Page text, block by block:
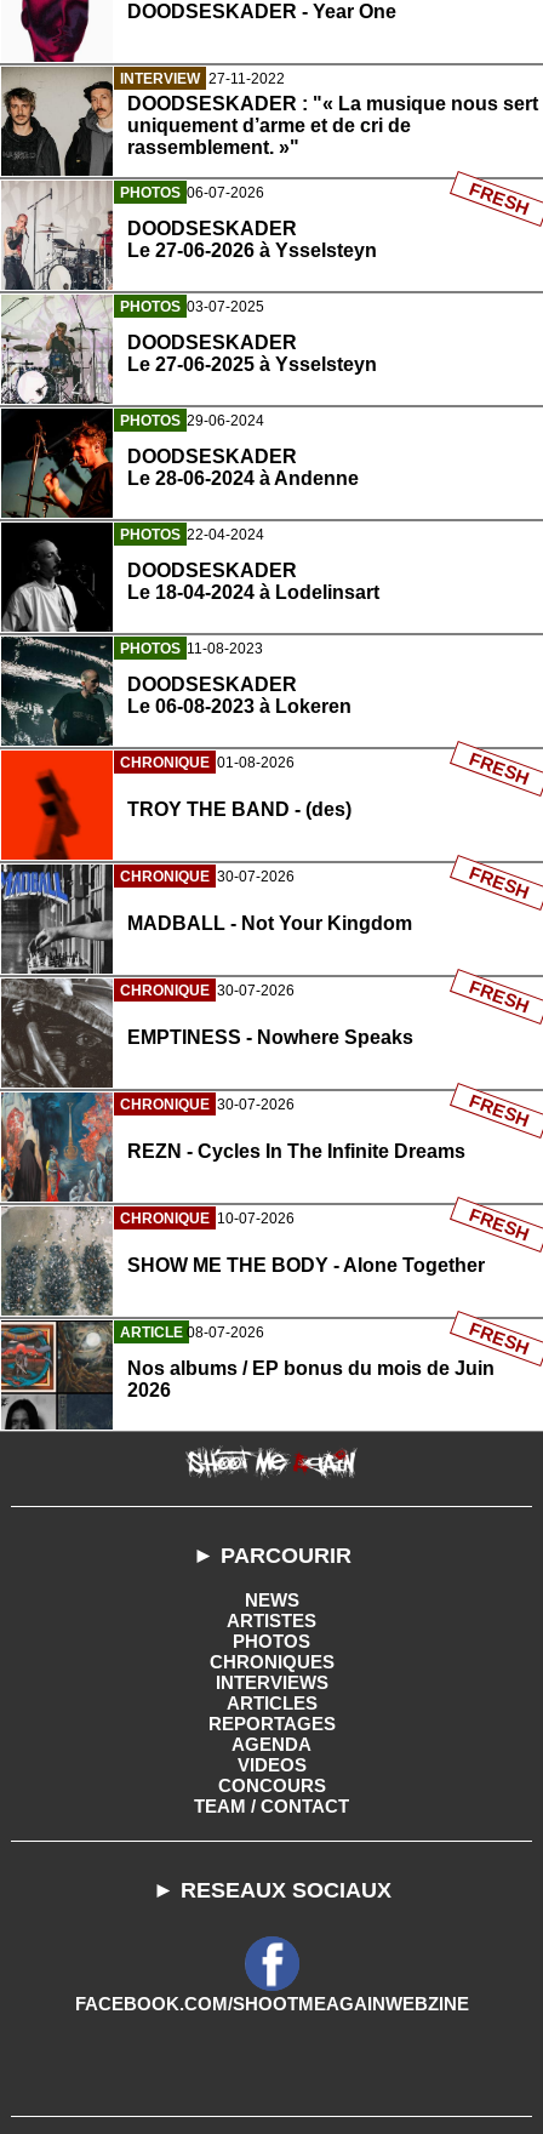
DOODSESKADER - Year One
INTERVIEW 27-11-2022
DOODSESKADER : "« La musique nous sert
uniquement d’arme et de cri de
rassemblement. »"
PHOTOS 06-07-2026
DOODSESKADER
Le 27-06-2026 à Ysselsteyn
FRESH
PHOTOS 03-07-2025
DOODSESKADER
Le 27-06-2025 à Ysselsteyn
PHOTOS 29-06-2024
DOODSESKADER
Le 28-06-2024 à Andenne
PHOTOS 22-04-2024
DOODSESKADER
Le 18-04-2024 à Lodelinsart
PHOTOS 11-08-2023
DOODSESKADER
Le 06-08-2023 à Lokeren
CHRONIQUE 01-08-2026
TROY THE BAND - (des)
FRESH
CHRONIQUE 30-07-2026
MADBALL - Not Your Kingdom
FRESH
CHRONIQUE 30-07-2026
EMPTINESS - Nowhere Speaks
FRESH
CHRONIQUE 30-07-2026
REZN - Cycles In The Infinite Dreams
FRESH
CHRONIQUE 10-07-2026
SHOW ME THE BODY - Alone Together
FRESH
ARTICLE 08-07-2026
Nos albums / EP bonus du mois de Juin
2026
FRESH
► PARCOURIR
NEWS
ARTISTES
PHOTOS
CHRONIQUES
INTERVIEWS
ARTICLES
REPORTAGES
AGENDA
VIDEOS
CONCOURS
TEAM / CONTACT
► RESEAUX SOCIAUX
FACEBOOK.COM/SHOOTMEAGAINWEBZINE